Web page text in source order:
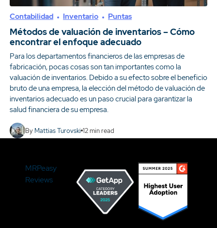
Contabilidad Inventario Puntas
Métodos de valuación de inventarios – Cómo
encontrar el enfoque adecuado
Para los departamentos financieros de las empresas de
fabricación, pocas cosas son tan importantes como la
valuación de inventarios. Debido a su efecto sobre el beneficio
bruto de una empresa, la elección del método de valuación de
inventarios adecuado es un paso crucial para garantizar la
salud financiera de su empresa.
By Mattias Turovski 12min read
MRPeasy
Reviews